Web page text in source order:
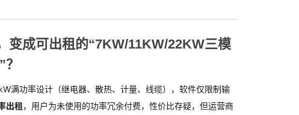
变成可出租的“7KW/11KW/22KW三模
满功率设计（继电器、散热、计量、线缆），软件仅限制输
出租，用户为未使用的功率冗余付费，性价比存疑，但运营商